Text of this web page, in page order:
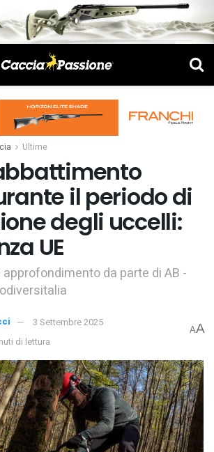
Ultime
il periodo di
degli uccelli:
UE
da parte di AB -
3 Settembre 2025
di lettura
AA